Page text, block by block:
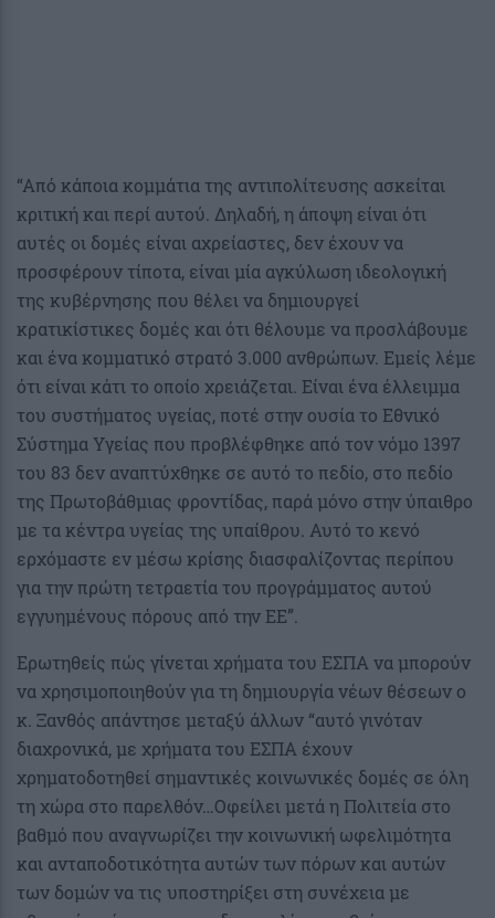
“Από κάποια κομμάτια της αντιπολίτευσης ασκείται
κριτική και περί αυτού. Δηλαδή, η άποψη είναι ότι
αυτές οι δομές είναι αχρείαστες, δεν έχουν να
προσφέρουν τίποτα, είναι μία αγκύλωση ιδεολογική
της κυβέρνησης που θέλει να δημιουργεί
κρατικίστικες δομές και ότι θέλουμε να προσλάβουμε
και ένα κομματικό στρατό 3.000 ανθρώπων. Εμείς λέμε
ότι είναι κάτι το οποίο χρειάζεται. Είναι ένα έλλειμμα
του συστήματος υγείας, ποτέ στην ουσία το Εθνικό
Σύστημα Υγείας που προβλέφθηκε από τον νόμο 1397
του 83 δεν αναπτύχθηκε σε αυτό το πεδίο, στο πεδίο
της Πρωτοβάθμιας φροντίδας, παρά μόνο στην ύπαιθρο
με τα κέντρα υγείας της υπαίθρου. Αυτό το κενό
ερχόμαστε εν μέσω κρίσης διασφαλίζοντας περίπου
για την πρώτη τετραετία του προγράμματος αυτού
εγγυημένους πόρους από την ΕΕ”.
Ερωτηθείς πώς γίνεται χρήματα του ΕΣΠΑ να μπορούν
να χρησιμοποιηθούν για τη δημιουργία νέων θέσεων ο
κ. Ξανθός απάντησε μεταξύ άλλων “αυτό γινόταν
διαχρονικά, με χρήματα του ΕΣΠΑ έχουν
χρηματοδοτηθεί σημαντικές κοινωνικές δομές σε όλη
τη χώρα στο παρελθόν…Οφείλει μετά η Πολιτεία στο
βαθμό που αναγνωρίζει την κοινωνική ωφελιμότητα
και ανταποδοτικότητα αυτών των πόρων και αυτών
των δομών να τις υποστηρίξει στη συνέχεια με